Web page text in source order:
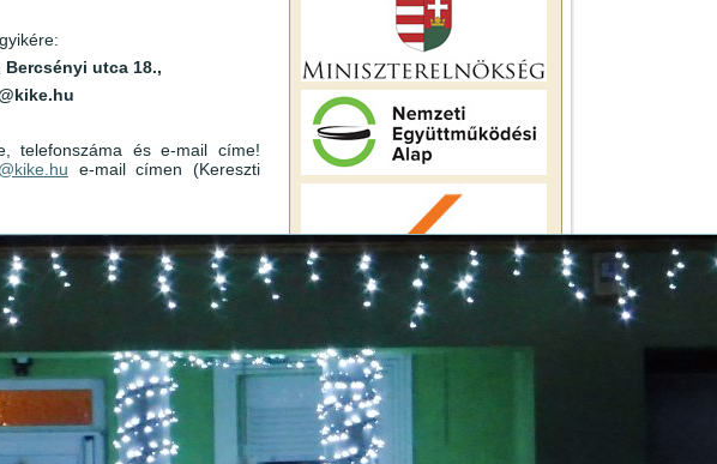
utca 18.,
telefonszáma és e-mail címe!
e-mail címen (Kereszti